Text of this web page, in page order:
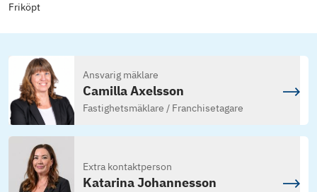
Friköpt
Ansvarig mäklare
Camilla Axelsson
Fastighetsmäklare / Franchisetagare
Extra kontaktperson
Katarina Johannesson